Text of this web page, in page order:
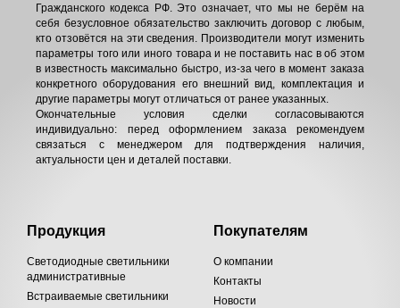
Гражданского кодекса РФ. Это означает, что мы не берём на
себя безусловное обязательство заключить договор с любым,
кто отзовётся на эти сведения. Производители могут изменить
параметры того или иного товара и не поставить нас в об этом
в известность максимально быстро, из-за чего в момент заказа
конкретного оборудования его внешний вид, комплектация и
другие параметры могут отличаться от ранее указанных.
Окончательные условия сделки согласовываются
индивидуально: перед оформлением заказа рекомендуем
связаться с менеджером для подтверждения наличия,
актуальности цен и деталей поставки.
Продукция
Светодиодные светильники
административные
Встраиваемые светильники
Покупателям
О компании
Контакты
Новости